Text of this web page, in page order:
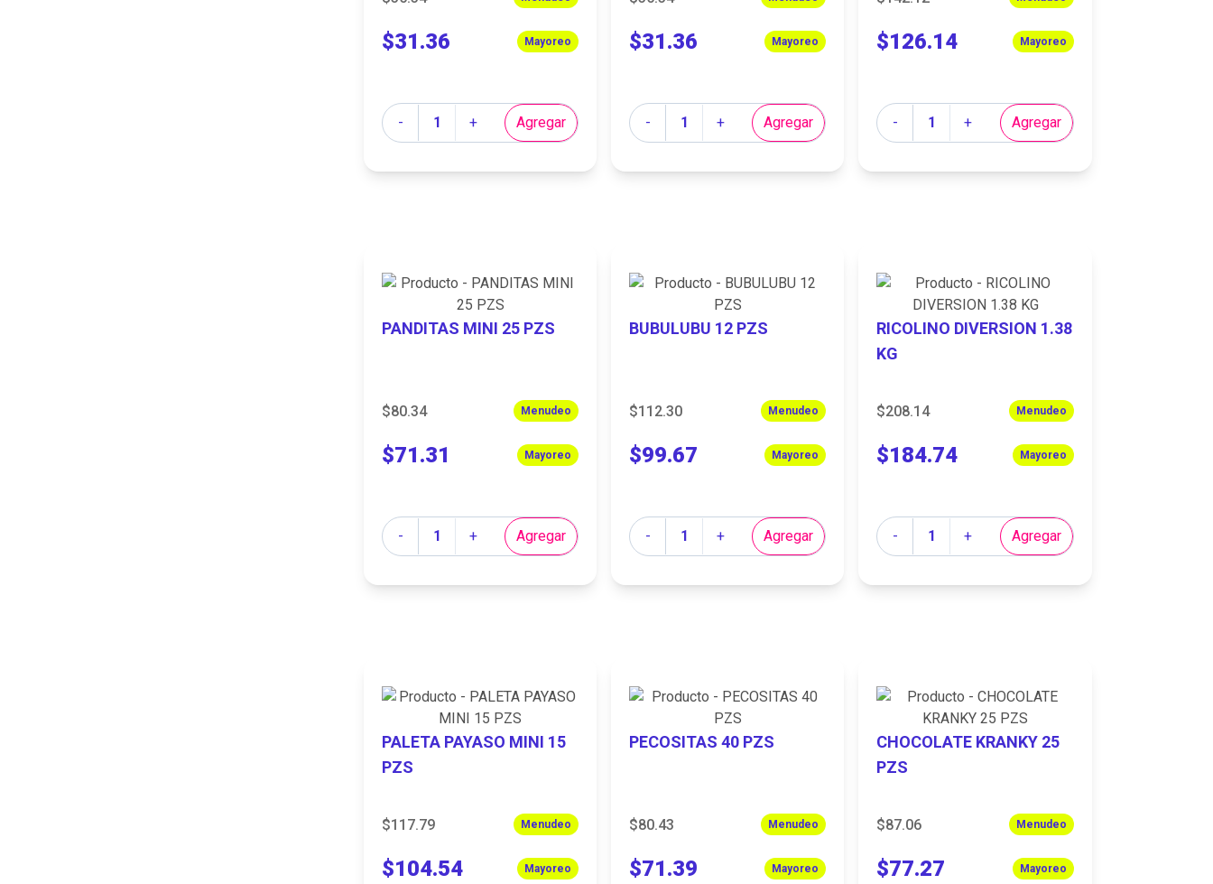
$31.36 Mayoreo
-
Cantidad + Agregar
$31.36 Mayoreo
-
Cantidad + Agregar
$126.14 Mayoreo
-
Cantidad + Agregar
PANDITAS MINI 25 PZS
$80.34 Menudeo
$71.31 Mayoreo
-
Cantidad + Agregar
BUBULUBU 12 PZS
$112.30 Menudeo
$99.67 Mayoreo
-
Cantidad + Agregar
RICOLINO DIVERSION 1.38
KG
$208.14 Menudeo
$184.74 Mayoreo
-
Cantidad + Agregar
PALETA PAYASO MINI 15
PZS
$117.79 Menudeo
$104.54 Mayoreo
PECOSITAS 40 PZS
$80.43 Menudeo
$71.39 Mayoreo
CHOCOLATE KRANKY 25
PZS
$87.06 Menudeo
$77.27 Mayoreo